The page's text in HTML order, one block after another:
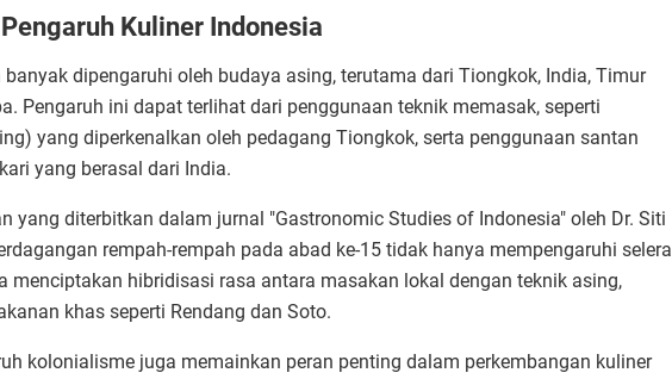
Kuliner Indonesia
banyak dipengaruhi oleh budaya asing, terutama dari Tiongkok, India, Timur
Pengaruh ini dapat terlihat dari penggunaan teknik memasak, seperti
yang diperkenalkan oleh pedagang Tiongkok, serta penggunaan santan
yang berasal dari India.
yang diterbitkan dalam jurnal "Gastronomic Studies of Indonesia" oleh Dr. Siti
rempah-rempah pada abad ke-15 tidak hanya mempengaruhi selera
menciptakan hibridisasi rasa antara masakan lokal dengan teknik asing,
khas seperti Rendang dan Soto.
kolonialisme juga memainkan peran penting dalam perkembangan kuliner